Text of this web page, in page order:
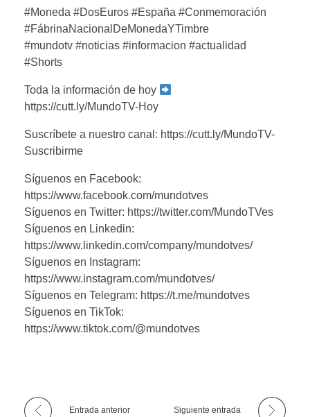
#Moneda #DosEuros #España #Conmemoración
#FábrinaNacionalDeMonedaYTimbre
#mundotv #noticias #informacion #actualidad
#Shorts
Toda la información de hoy
https://cutt.ly/MundoTV-Hoy
Suscríbete a nuestro canal: https://cutt.ly/MundoTV-
Suscribirme
Síguenos en Facebook:
https://www.facebook.com/mundotves
Síguenos en Twitter: https://twitter.com/MundoTVes
Síguenos en Linkedin:
https://www.linkedin.com/company/mundotves/
Síguenos en Instagram:
https://www.instagram.com/mundotves/
Síguenos en Telegram: https://t.me/mundotves
Síguenos en TikTok:
https://www.tiktok.com/@mundotves
Entrada anterior Siguiente entrada